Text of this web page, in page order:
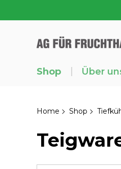
Shop Über
Home Shop